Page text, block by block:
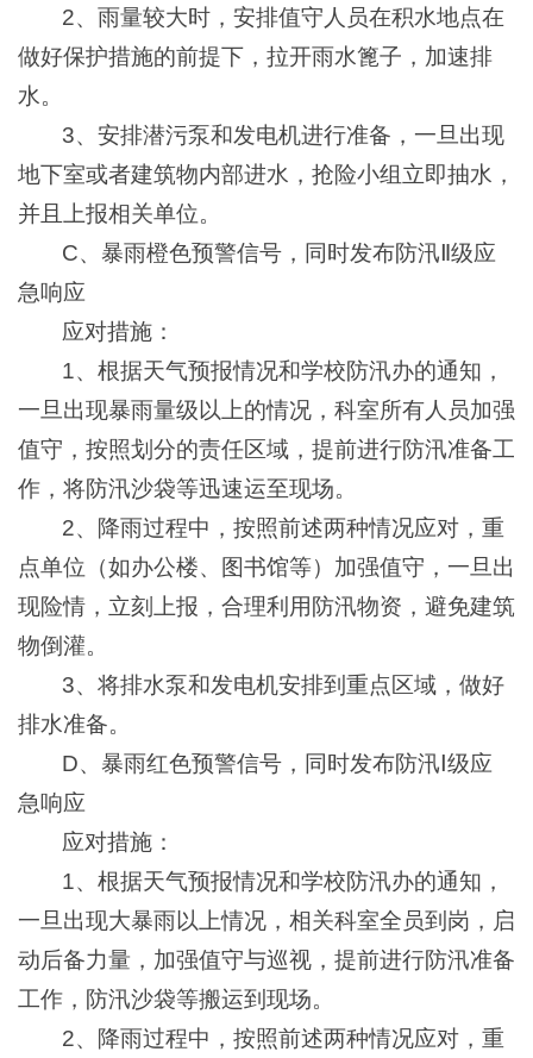
2、雨量较大时，安排值守人员在积水地点在
做好保护措施的前提下，拉开雨水篦子，加速排
水。
3、安排潜污泵和发电机进行准备，一旦出现
地下室或者建筑物内部进水，抢险小组立即抽水，
并且上报相关单位。
C、暴雨橙色预警信号，同时发布防汛Ⅱ级应
急响应
应对措施：
1、根据天气预报情况和学校防汛办的通知，
一旦出现暴雨量级以上的情况，科室所有人员加强
值守，按照划分的责任区域，提前进行防汛准备工
作，将防汛沙袋等迅速运至现场。
2、降雨过程中，按照前述两种情况应对，重
点单位（如办公楼、图书馆等）加强值守，一旦出
现险情，立刻上报，合理利用防汛物资，避免建筑
物倒灌。
3、将排水泵和发电机安排到重点区域，做好
排水准备。
D、暴雨红色预警信号，同时发布防汛Ⅰ级应
急响应
应对措施：
1、根据天气预报情况和学校防汛办的通知，
一旦出现大暴雨以上情况，相关科室全员到岗，启
动后备力量，加强值守与巡视，提前进行防汛准备
工作，防汛沙袋等搬运到现场。
2、降雨过程中，按照前述两种情况应对，重